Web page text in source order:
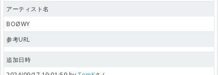
アーティスト名
BOØWY
参考URL
追加日時